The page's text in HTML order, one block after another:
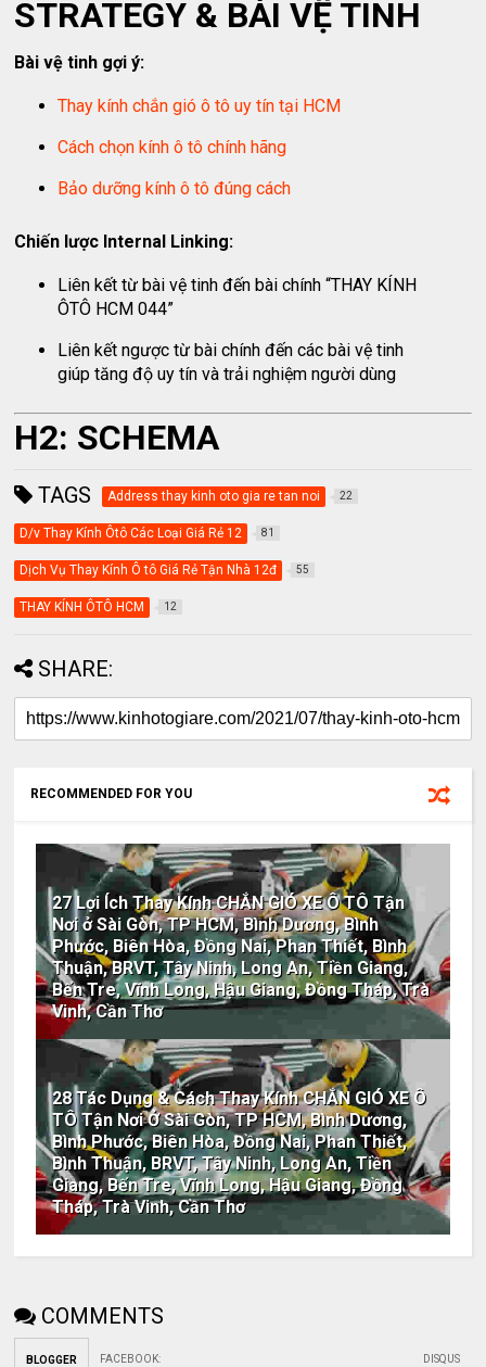
STRATEGY & BÀI VỆ TINH
Bài vệ tinh gợi ý:
Thay kính chắn gió ô tô uy tín tại HCM
Cách chọn kính ô tô chính hãng
Bảo dưỡng kính ô tô đúng cách
Chiến lược Internal Linking:
Liên kết từ bài vệ tinh đến bài chính “THAY KÍNH
ÔTÔ HCM 044”
Liên kết ngược từ bài chính đến các bài vệ tinh
giúp tăng độ uy tín và trải nghiệm người dùng
H2: SCHEMA
TAGS Address thay kinh oto gia re tan noi 22
D/v Thay Kính Ôtô Các Loại Giá Rẻ 12 81
Dịch Vụ Thay Kính Ô tô Giá Rẻ Tận Nhà 12đ 55
THAY KÍNH ÔTÔ HCM 12
SHARE:
RECOMMENDED FOR YOU
27 Lợi Ích Thay Kính CHẮN GIÓ XE Ô TÔ Tận
Nơi ở Sài Gòn, TP HCM, Bình Dương, Bình
Phước, Biên Hòa, Đồng Nai, Phan Thiết, Bình
Thuận, BRVT, Tây Ninh, Long An, Tiền Giang,
Bến Tre, Vĩnh Long, Hậu Giang, Đồng Tháp, Trà
Vinh, Cần Thơ
28 Tác Dụng & Cách Thay Kính CHẮN GIÓ XE Ô
TÔ Tận Nơi Ở Sài Gòn, TP HCM, Bình Dương,
Bình Phước, Biên Hòa, Đồng Nai, Phan Thiết,
Bình Thuận, BRVT, Tây Ninh, Long An, Tiền
Giang, Bến Tre, Vĩnh Long, Hậu Giang, Đồng
Tháp, Trà Vinh, Cần Thơ
COMMENTS
BLOGGER FACEBOOK: DISQUS